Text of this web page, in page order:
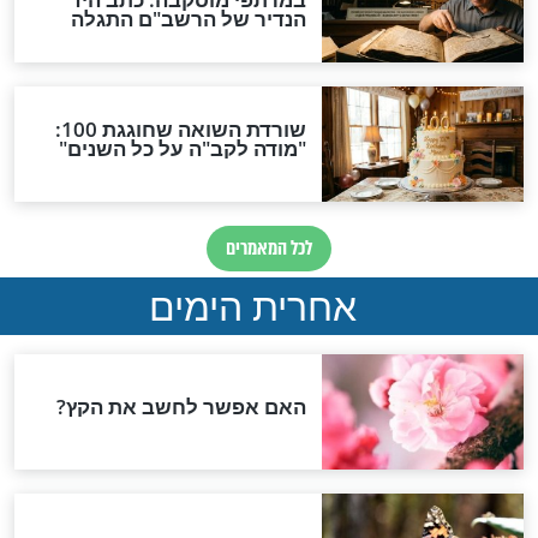
- מתי קוראים
שבת
הלכות שבת - פתיחת
קופסאות, בקבוקים ושקיות
מזון
שבת